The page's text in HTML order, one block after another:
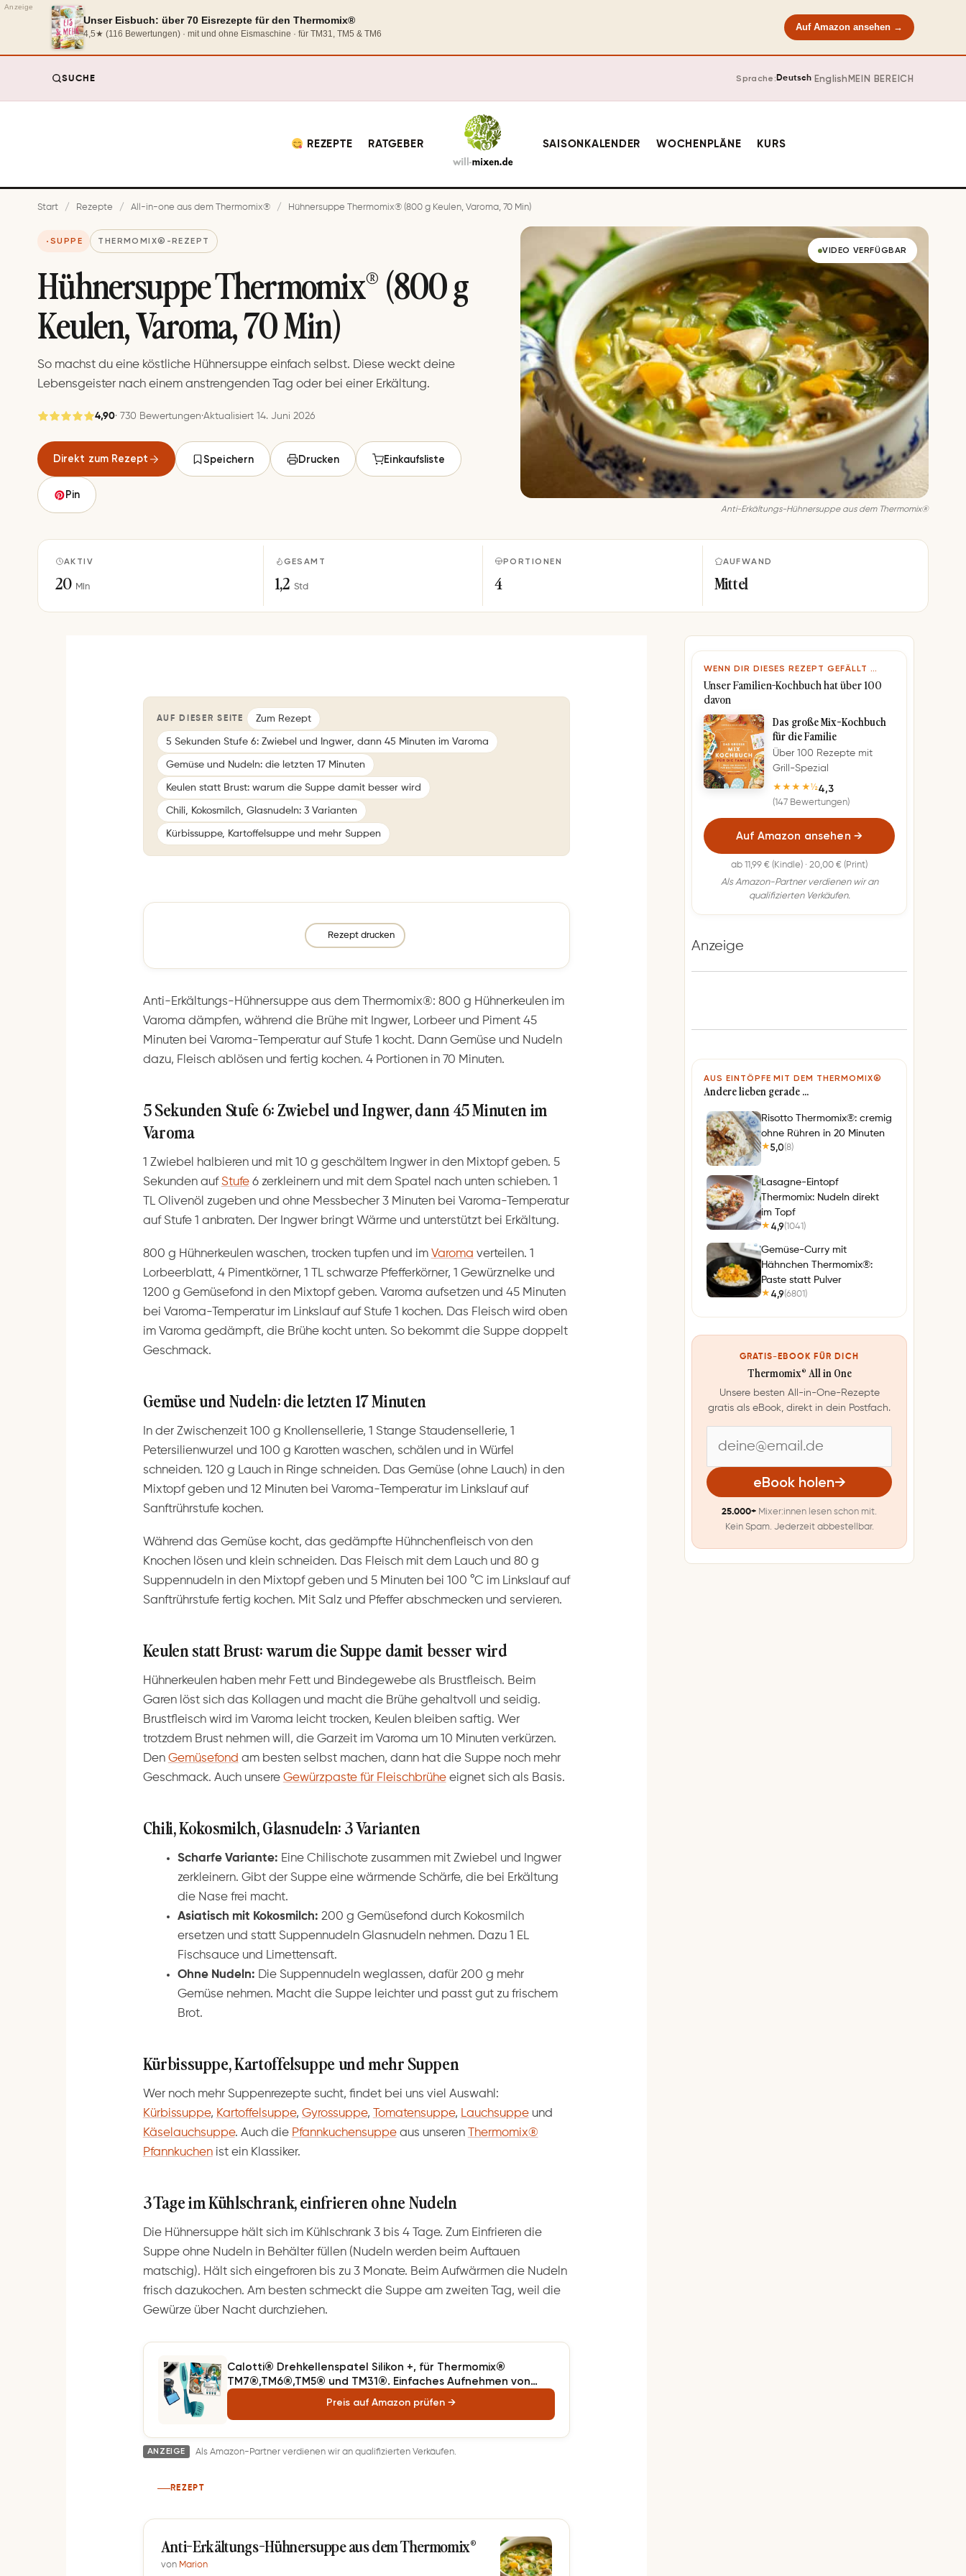
Anzeige
Unser Eisbuch: über 70 Eisrezepte für den Thermomix®
4,5★ (116 Bewertungen) · mit und ohne Eismaschine · für TM31, TM5 & TM6
Auf Amazon ansehen →
SUCHE Sprache:Deutsch· EnglishMEIN BEREICH
REZEPTE RATGEBER SAISONKALENDER WOCHENPLÄNE KURS
Start / Rezepte / All-in-one aus dem Thermomix® / Hühnersuppe Thermomix® (800 g Keulen, Varoma, 70 Min)
SUPPE THERMOMIX®-REZEPT
Hühnersuppe Thermomix® (800 g
Keulen, Varoma, 70 Min)
So machst du eine köstliche Hühnersuppe einfach selbst. Diese weckt deine
Lebensgeister nach einem anstrengenden Tag oder bei einer Erkältung.
4,90· 730 Bewertungen·Aktualisiert 14. Juni 2026
Direkt zum Rezept
Gespeichert
Speichern
Speichern Drucken Einkaufsliste
Pin
VIDEO VERFÜGBAR
Anti-Erkältungs-Hühnersuppe aus dem Thermomix®
AKTIV
20 Min
GESAMT
1,2 Std
PORTIONEN
4
AUFWAND
Mittel
AUF DIESER SEITE Zum Rezept
5 Sekunden Stufe 6: Zwiebel und Ingwer, dann 45 Minuten im Varoma
Gemüse und Nudeln: die letzten 17 Minuten
Keulen statt Brust: warum die Suppe damit besser wird
Chili, Kokosmilch, Glasnudeln: 3 Varianten
Kürbissuppe, Kartoffelsuppe und mehr Suppen
Rezept drucken
Anti-Erkältungs-Hühnersuppe aus dem Thermomix®: 800 g Hühnerkeulen im
Varoma dämpfen, während die Brühe mit Ingwer, Lorbeer und Piment 45
Minuten bei Varoma-Temperatur auf Stufe 1 kocht. Dann Gemüse und Nudeln
dazu, Fleisch ablösen und fertig kochen. 4 Portionen in 70 Minuten.
5 Sekunden Stufe 6: Zwiebel und Ingwer, dann 45 Minuten im
Varoma
1 Zwiebel halbieren und mit 10 g geschältem Ingwer in den Mixtopf geben. 5
Sekunden aufStufe6 zerkleinern und mit dem Spatel nach unten schieben. 1
TL Olivenöl zugeben und ohne Messbecher 3 Minuten bei Varoma-Temperatur
auf Stufe 1 anbraten. Der Ingwer bringt Wärme und unterstützt bei Erkältung.
800 g Hühnerkeulen waschen, trocken tupfen und im Varoma verteilen. 1
Lorbeerblatt, 4 Pimentkörner, 1 TL schwarze Pfefferkörner, 1 Gewürznelke und
1200 g Gemüsefond in den Mixtopf geben. Varoma aufsetzen und 45 Minuten
bei Varoma-Temperatur im Linkslauf auf Stufe 1 kochen. Das Fleisch wird oben
im Varoma gedämpft, die Brühe kocht unten. So bekommt die Suppe doppelt
Geschmack.
Gemüse und Nudeln: die letzten 17 Minuten
In der Zwischenzeit 100 g Knollensellerie, 1 Stange Staudensellerie, 1
Petersilienwurzel und 100 g Karotten waschen, schälen und in Würfel
schneiden. 120 g Lauch in Ringe schneiden. Das Gemüse (ohne Lauch) in den
Mixtopf geben und 12 Minuten bei Varoma-Temperatur im Linkslauf auf
Sanftrührstufe kochen.
Während das Gemüse kocht, das gedämpfte Hühnchenfleisch von den
Knochen lösen und klein schneiden. Das Fleisch mit dem Lauch und 80 g
Suppennudeln in den Mixtopf geben und 5 Minuten bei 100 °C im Linkslauf auf
Sanftrührstufe fertig kochen. Mit Salz und Pfeffer abschmecken und servieren.
Keulen statt Brust: warum die Suppe damit besser wird
Hühnerkeulen haben mehr Fett und Bindegewebe als Brustfleisch. Beim
Garen löst sich das Kollagen und macht die Brühe gehaltvoll und seidig.
Brustfleisch wird im Varoma leicht trocken, Keulen bleiben saftig. Wer
trotzdem Brust nehmen will, die Garzeit im Varoma um 10 Minuten verkürzen.
Den Gemüsefond am besten selbst machen, dann hat die Suppe noch mehr
Geschmack. Auch unsere Gewürzpaste für Fleischbrüheeignet sich als Basis.
Chili, Kokosmilch, Glasnudeln: 3 Varianten
Scharfe Variante: Eine Chilischote zusammen mit Zwiebel und Ingwer
zerkleinern. Gibt der Suppe eine wärmende Schärfe, die bei Erkältung
die Nase frei macht.
Asiatisch mit Kokosmilch: 200 g Gemüsefond durch Kokosmilch
ersetzen und statt Suppennudeln Glasnudeln nehmen. Dazu 1 EL
Fischsauce und Limettensaft.
Ohne Nudeln: Die Suppennudeln weglassen, dafür 200 g mehr
Gemüse nehmen. Macht die Suppe leichter und passt gut zu frischem
Brot.
Kürbissuppe, Kartoffelsuppe und mehr Suppen
Wer noch mehr Suppenrezepte sucht, findet bei uns viel Auswahl:
Kürbissuppe, Kartoffelsuppe, Gyrossuppe, Tomatensuppe, Lauchsuppeund
Käselauchsuppe. Auch die Pfannkuchensuppeaus unseren
Thermomix®
Pfannkuchenist ein Klassiker.
3 Tage im Kühlschrank, einfrieren ohne Nudeln
Die Hühnersuppe hält sich im Kühlschrank 3 bis 4 Tage. Zum Einfrieren die
Suppe ohne Nudeln in Behälter füllen (Nudeln werden beim Auftauen
matschig). Hält sich eingefroren bis zu 3 Monate. Beim Aufwärmen die Nudeln
frisch dazukochen. Am besten schmeckt die Suppe am zweiten Tag, weil die
Gewürze über Nacht durchziehen.
Calotti® Drehkellenspatel Silikon +, für Thermomix®
TM7®,TM6®,TM5® und TM31®. Einfaches Aufnehmen von
Mixgut dank flexibler Silikonflanke und patentierter
Zentrierfunktion - Made in Germany
Preis auf Amazon prüfen →
ANZEIGE Als Amazon-Partner verdienen wir an qualifizierten Verkäufen.
REZEPT
Anti-Erkältungs-Hühnersuppe aus dem Thermomix®
von Marion
WENN DIR DIESES REZEPT GEFÄLLT …
Unser Familien-Kochbuch hat über 100
davon
Das große Mix-Kochbuch
für die Familie
Über 100 Rezepte mit
Grill-Spezial
★★★★½4,3
(147 Bewertungen)
Auf Amazon ansehen →
ab 11,99 € (Kindle) · 20,00 € (Print)
Als Amazon-Partner verdienen wir an
qualifizierten Verkäufen.
Anzeige
AUS EINTÖPFE MIT DEM THERMOMIX®
Andere lieben gerade …
Risotto Thermomix®: cremig
ohne Rühren in 20 Minuten
★5,0(8)
Lasagne-Eintopf
Thermomix: Nudeln direkt
im Topf
★ 4,9(1041)
Gemüse-Curry mit
Hähnchen Thermomix®:
Paste statt Pulver
★ 4,9(6801)
GRATIS-EBOOK FÜR DICH
Thermomix® All in One
Unsere besten All-in-One-Rezepte
gratis als eBook, direkt in dein Postfach.
-
M
eBook holen→
25.000+ Mixer:innen lesen schon mit.
Kein Spam. Jederzeit abbestellbar.